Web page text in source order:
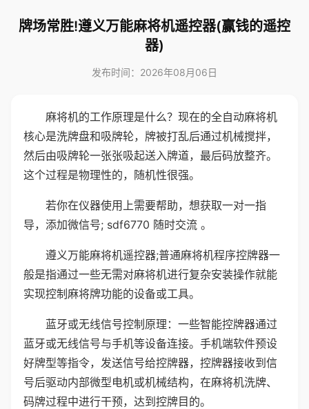
牌场常胜!遵义万能麻将机遥控器(赢钱的遥控
器)
发布时间：2026年08月06日
麻将机的工作原理是什么？现在的全自动麻将机
核心是洗牌盘和吸牌轮，牌被打乱后通过机械搅拌，
然后由吸牌轮一张张吸起送入牌道，最后码放整齐。
这个过程是物理性的，随机性很强。
若你在仪器使用上需要帮助，想获取一对一指
导，添加微信号; sdf6770 随时交流 。
遵义万能麻将机遥控器;普通麻将机程序控牌器一
般是指通过一些无需对麻将机进行复杂安装操作就能
实现控制麻将牌功能的设备或工具。
蓝牙或无线信号控制原理：一些智能控牌器通过
蓝牙或无线信号与手机等设备连接。手机端软件预设
好牌型等指令，发送信号给控牌器，控牌器接收到信
号后驱动内部微型电机或机械结构，在麻将机洗牌、
码牌过程中进行干预，达到控牌目的。